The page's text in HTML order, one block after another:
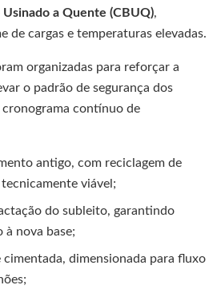
a Quente (CBUQ),
de cargas e temperaturas elevadas.
organizadas para reforçar a
o padrão de segurança dos
contínuo de
antigo, com reciclagem de
viável;
do subleito, garantindo
à nova base;
cimentada, dimensionada para fluxo